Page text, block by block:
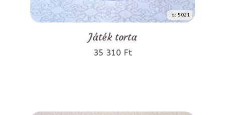
id: 5021
Játék torta
35 310 Ft